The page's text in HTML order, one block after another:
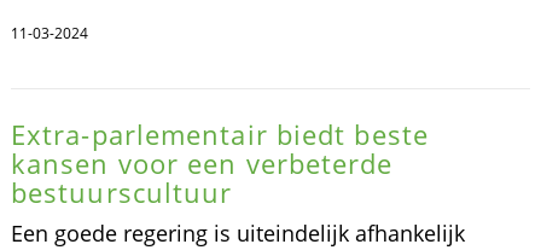
11-03-2024
Extra-parlementair biedt beste
kansen voor een verbeterde
bestuurscultuur
Een goede regering is uiteindelijk afhankelijk